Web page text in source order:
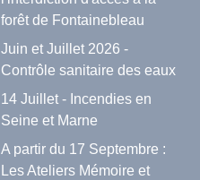
forêt de Fontainebleau
Juin et Juillet 2026 -
Contrôle sanitaire des eaux
14 Juillet - Incendies en
Seine et Marne
A partir du 17 Septembre :
Les Ateliers Mémoire et